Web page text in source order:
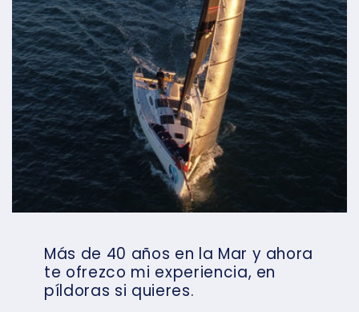
Más de 40 años en la Mar y ahora
te ofrezco mi experiencia, en
píldoras si quieres.